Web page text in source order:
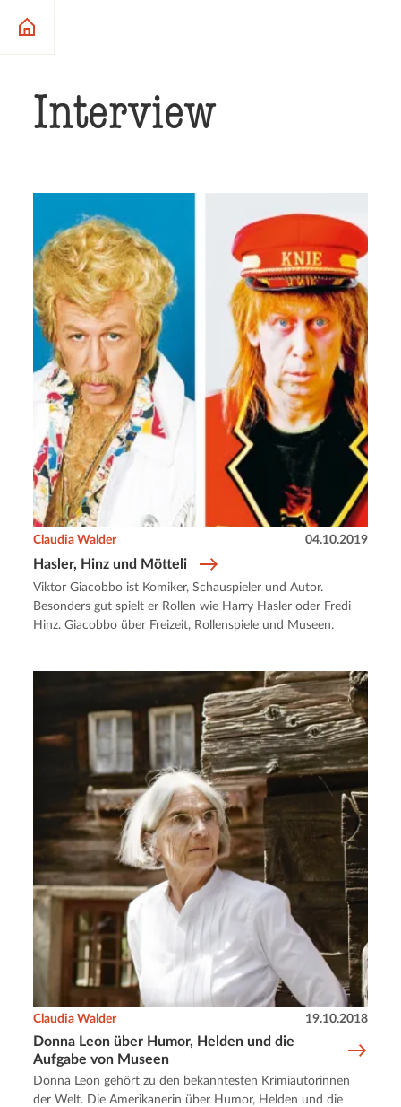
Interview
Hasler, Hinz und Mötteli
Claudia Walder 04.10.2019
Viktor Giacobbo ist Komiker, Schauspieler und Autor.
Besonders gut spielt er Rollen wie Harry Hasler oder Fredi
Hinz. Giacobbo über Freizeit, Rollenspiele und Museen.
Donna Leon über Humor, Helden und die
Aufgabe von Museen
Claudia Walder 19.10.2018
Donna Leon gehört zu den bekanntesten Krimiautorinnen
der Welt. Die Amerikanerin über Humor, Helden und die